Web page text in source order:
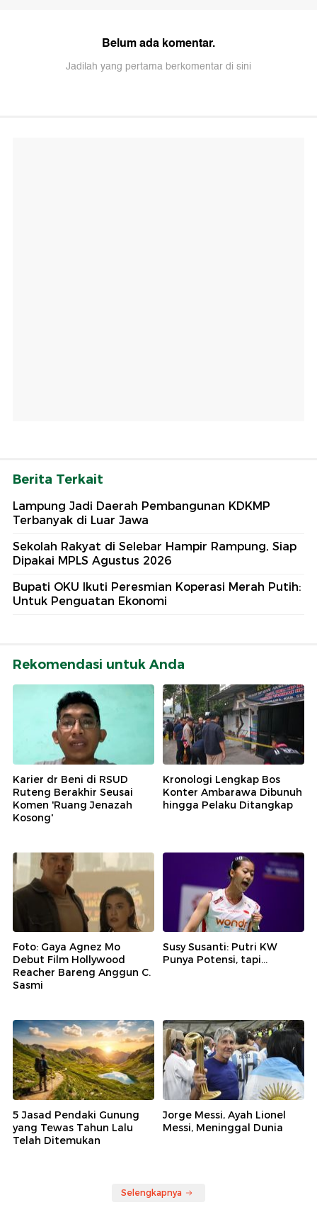
Belum ada komentar.
Jadilah yang pertama berkomentar di sini
Berita Terkait
Lampung Jadi Daerah Pembangunan KDKMP
Terbanyak di Luar Jawa
Sekolah Rakyat di Selebar Hampir Rampung, Siap
Dipakai MPLS Agustus 2026
Bupati OKU Ikuti Peresmian Koperasi Merah Putih:
Untuk Penguatan Ekonomi
Rekomendasi untuk Anda
Karier dr Beni di RSUD
Ruteng Berakhir Seusai
Komen 'Ruang Jenazah
Kosong'
Kronologi Lengkap Bos
Konter Ambarawa Dibunuh
hingga Pelaku Ditangkap
Foto: Gaya Agnez Mo
Debut Film Hollywood
Reacher Bareng Anggun C.
Sasmi
Susy Susanti: Putri KW
Punya Potensi, tapi...
5 Jasad Pendaki Gunung
yang Tewas Tahun Lalu
Telah Ditemukan
Jorge Messi, Ayah Lionel
Messi, Meninggal Dunia
Selengkapnya